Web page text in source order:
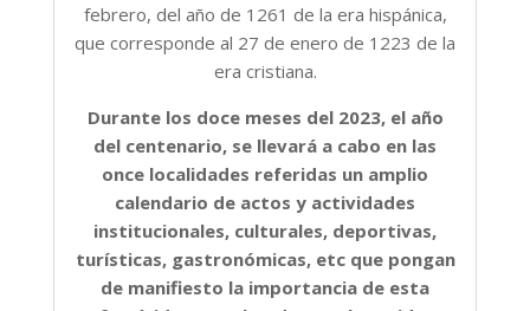
febrero, del año de 1261 de la era hispánica,
que corresponde al 27 de enero de 1223 de la
era cristiana.
Durante los doce meses del 2023, el año
del centenario, se llevará a cabo en las
once localidades referidas un amplio
calendario de actos y actividades
institucionales, culturales, deportivas,
turísticas, gastronómicas, etc que pongan
de manifiesto la importancia de esta